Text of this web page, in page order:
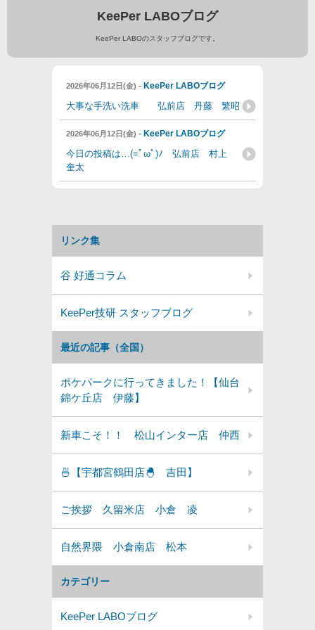
KeePer LABOブログ
KeePer LABOのスタッフブログです。
2026年06月12日(金) - KeePer LABOブログ
大事な手洗い洗車 弘前店 丹藤 繁昭
2026年06月12日(金) - KeePer LABOブログ
今日の投稿は…(=ﾟωﾟ)ﾉ 弘前店 村上
奎太
カテゴリー
KeePer LABOブログ
最近の記事（全国）
ポケパークに行ってきました！【仙台
錦ケ丘店 伊藤】
新車こそ！！ 松山インター店 仲西
🍜【宇都宮鶴田店🐣 吉田】
ご挨拶 久留米店 小倉 凌
自然界隈 小倉南店 松本
リンク集
谷 好通コラム
KeePer技研 スタッフブログ